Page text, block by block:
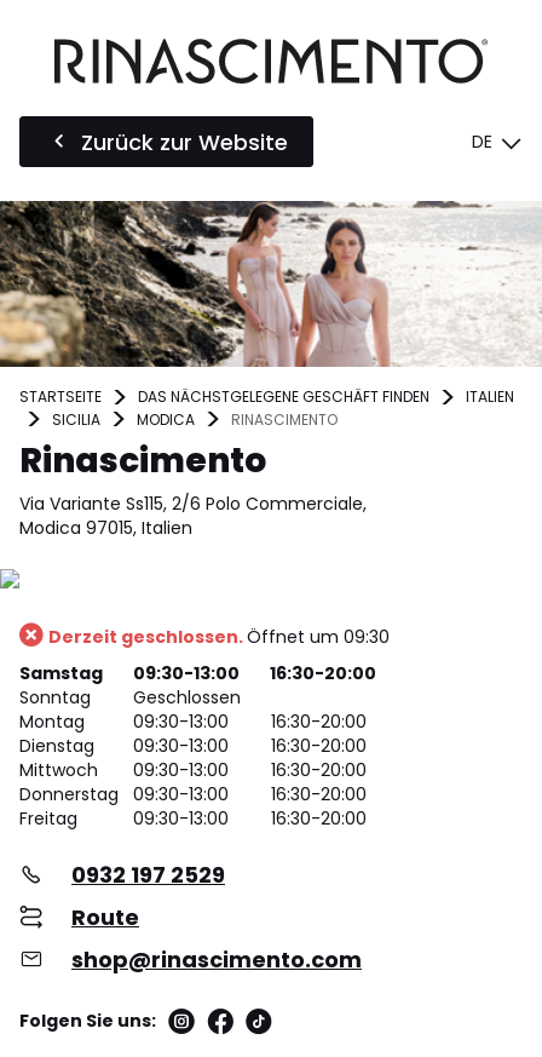
Zurück zur Website DE
STARTSEITE DAS NÄCHSTGELEGENE GESCHÄFT FINDEN
ITALIEN
SICILIA
MODICA RINASCIMENTO
Rinascimento
Via Variante Ss115, 2/6 Polo Commerciale,
Modica 97015, Italien
Derzeit geschlossen.Öffnet um 09:30
Samstag
09:30-13:00
16:30-20:00
Sonntag
Geschlossen
Montag
09:30-13:00
16:30-20:00
Dienstag
09:30-13:00
16:30-20:00
Mittwoch
09:30-13:00
16:30-20:00
Donnerstag
09:30-13:00
16:30-20:00
Freitag
09:30-13:00 16:30-20:00
0932 197 2529
Route
shop@rinascimento.com
Folgen Sie uns: